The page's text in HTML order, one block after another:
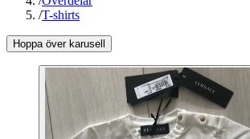
/T-shirts
Hoppa över karusell